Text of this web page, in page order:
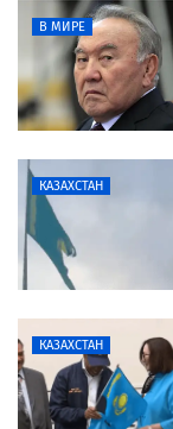
В МИРЕ
КАЗАХСТАН
КАЗАХСТАН